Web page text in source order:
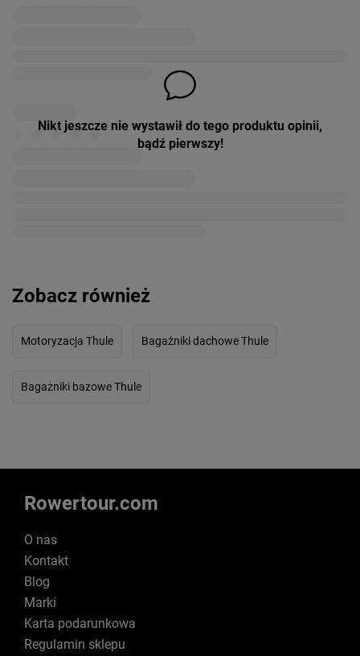
Nikt jeszcze nie wystawił do tego produktu opinii,
bądź pierwszy!
Zobacz również
Motoryzacja Thule Bagażniki dachowe Thule
Bagażniki bazowe Thule
Rowertour.com
O nas
Kontakt
Blog
Marki
Karta podarunkowa
Regulamin sklepu